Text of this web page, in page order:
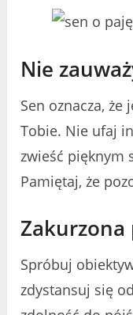
Nie
Sen oznacza,
Tobie. Nie ufaj
zwieść pięknym
Pamiętaj, że
Zakurzona
Spróbuj
zdystansuj się